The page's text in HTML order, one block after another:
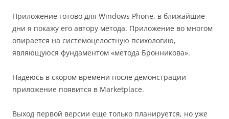
Приложение готово для Windows Phone, в ближайшие
дни я покажу его автору метода. Приложение во многом
опирается на системоцелостную психологию,
являющуюся фундаментом «метода Бронникова».
Надеюсь в скором времени после демонстрации
приложение появится в Marketplace.
Выход первой версии еще только планируется, но уже